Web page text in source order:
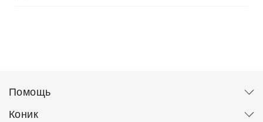
Помощь
Коник